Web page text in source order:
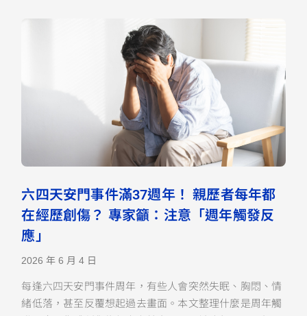
六四天安門事件滿37週年！ 親歷者每年都
在經歷創傷？ 專家籲：注意「週年觸發反
應」
2026 年 6 月 4 日
每逢六四天安門事件周年，有些人會突然失眠、胸悶、情
緒低落，甚至反覆想起過去畫面。本文整理什麼是周年觸